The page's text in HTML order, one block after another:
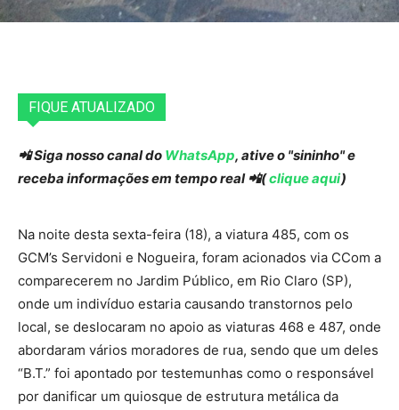
FIQUE ATUALIZADO
📲 Siga nosso canal do WhatsApp, ative o "sininho" e
receba informações em tempo real 📲(clique aqui)
Na noite desta sexta-feira (18), a viatura 485, com os
GCM’s Servidoni e Nogueira, foram acionados via CCom a
comparecerem no Jardim Público, em Rio Claro (SP),
onde um indivíduo estaria causando transtornos pelo
local, se deslocaram no apoio as viaturas 468 e 487, onde
abordaram vários moradores de rua, sendo que um deles
“B.T.” foi apontado por testemunhas como o responsável
por danificar um quiosque de estrutura metálica da